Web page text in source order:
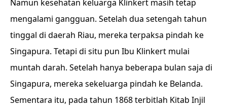
Namun kesehatan keluarga Klinkert masih tetap
mengalami gangguan. Setelah dua setengah tahun
tinggal di daerah Riau, mereka terpaksa pindah ke
Singapura. Tetapi di situ pun Ibu Klinkert mulai
muntah darah. Setelah hanya beberapa bulan saja di
Singapura, mereka sekeluarga pindah ke Belanda.
Sementara itu, pada tahun 1868 terbitlah Kitab Injil